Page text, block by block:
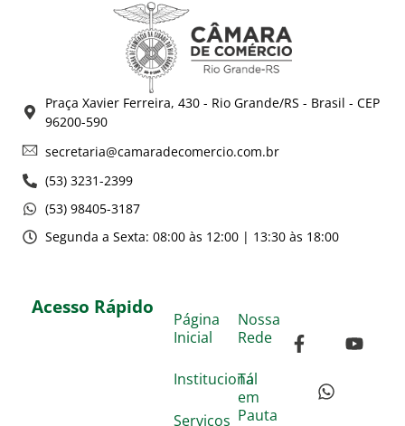
Praça Xavier Ferreira, 430 - Rio Grande/RS - Brasil - CEP
96200-590
secretaria@camaradecomercio.com.br
(53) 3231-2399
(53) 98405-3187
Segunda a Sexta: 08:00 às 12:00 | 13:30 às 18:00
Acesso Rápido
Página
Inicial
Institucional
Serviços
Nossa
Rede
Tá
em
Pauta